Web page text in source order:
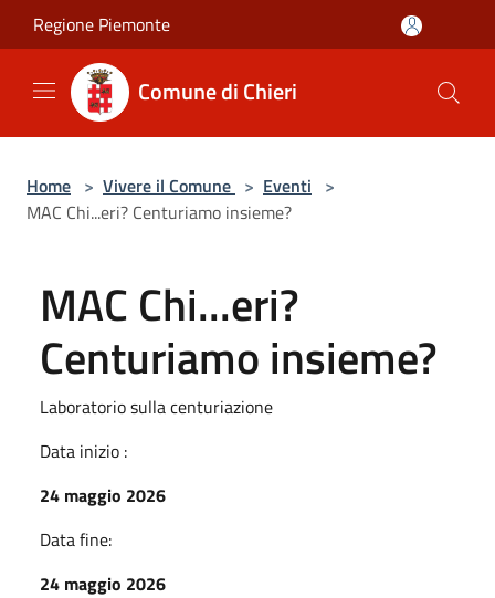
Salta al contenuto principale
Regione Piemonte
Comune di Chieri
Home > Vivere il Comune > Eventi >
MAC Chi...eri? Centuriamo insieme?
MAC Chi...eri?
Centuriamo insieme?
Laboratorio sulla centuriazione
Data inizio :
24 maggio 2026
Data fine:
24 maggio 2026